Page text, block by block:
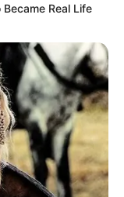
Real Life